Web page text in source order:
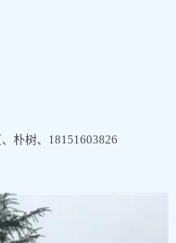
朴树、18151603826